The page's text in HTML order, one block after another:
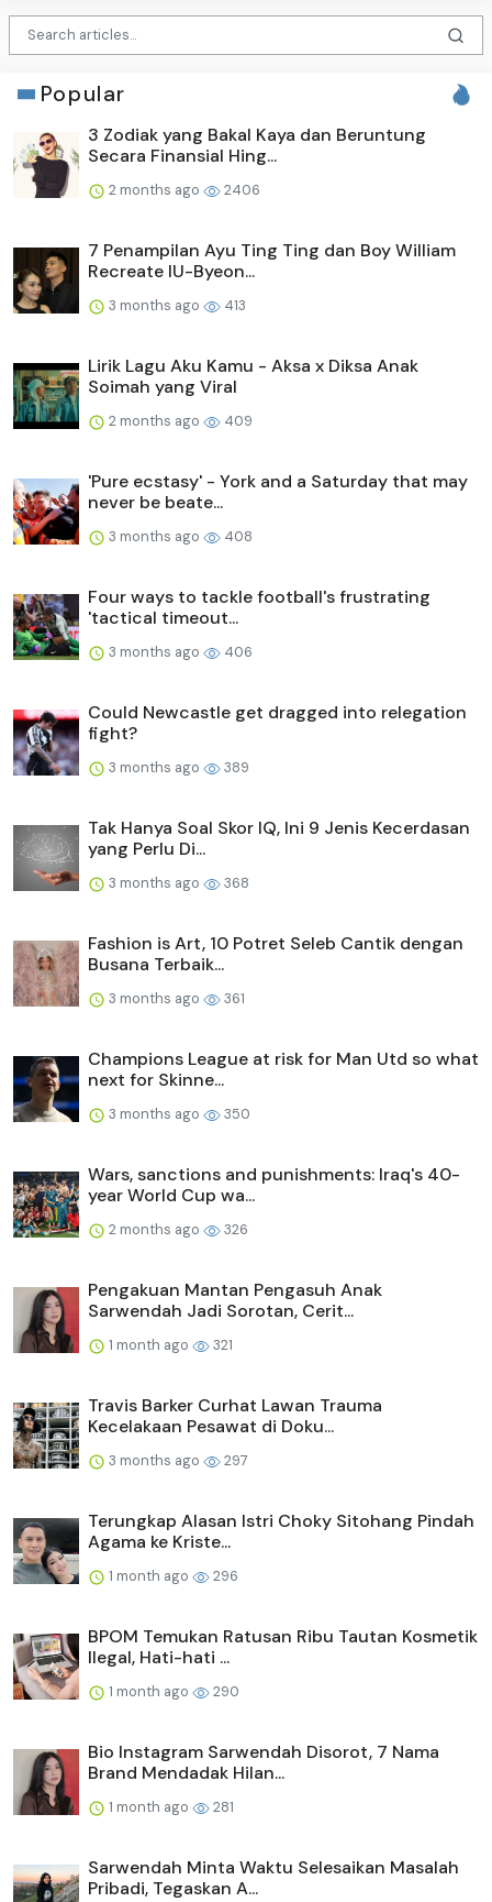
Popular
3 Zodiak yang Bakal Kaya dan Beruntung
Secara Finansial Hing...
2 months ago 2406
7 Penampilan Ayu Ting Ting dan Boy William
Recreate IU-Byeon...
3 months ago 413
Lirik Lagu Aku Kamu - Aksa x Diksa Anak
Soimah yang Viral
2 months ago 409
'Pure ecstasy' - York and a Saturday that may
never be beate...
3 months ago 408
Four ways to tackle football's frustrating
'tactical timeout...
3 months ago 406
Could Newcastle get dragged into relegation
fight?
3 months ago 389
Tak Hanya Soal Skor IQ, Ini 9 Jenis Kecerdasan
yang Perlu Di...
3 months ago 368
Fashion is Art, 10 Potret Seleb Cantik dengan
Busana Terbaik...
3 months ago 361
Champions League at risk for Man Utd so what
next for Skinne...
3 months ago 350
Wars, sanctions and punishments: Iraq's 40-
year World Cup wa...
2 months ago 326
Pengakuan Mantan Pengasuh Anak
Sarwendah Jadi Sorotan, Cerit...
1 month ago 321
Travis Barker Curhat Lawan Trauma
Kecelakaan Pesawat di Doku...
3 months ago 297
Terungkap Alasan Istri Choky Sitohang Pindah
Agama ke Kriste...
1 month ago 296
BPOM Temukan Ratusan Ribu Tautan Kosmetik
Ilegal, Hati-hati ...
1 month ago 290
Bio Instagram Sarwendah Disorot, 7 Nama
Brand Mendadak Hilan...
1 month ago 281
Sarwendah Minta Waktu Selesaikan Masalah
Pribadi, Tegaskan A...